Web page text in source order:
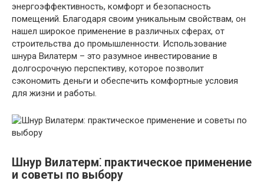
энергоэффективность, комфорт и безопасность
помещений. Благодаря своим уникальным свойствам, он
нашел широкое применение в различных сферах, от
строительства до промышленности. Использование
шнура Вилатерм – это разумное инвестирование в
долгосрочную перспективу, которое позволит
сэкономить деньги и обеспечить комфортные условия
для жизни и работы.
Шнур Вилатерм⁚ практическое применение
и советы по выбору